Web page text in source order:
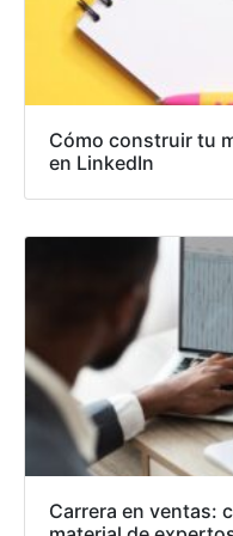
Cómo construir tu
en LinkedIn
Carrera en ventas: